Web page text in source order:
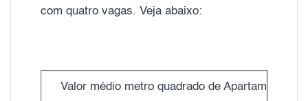
com quatro vagas. Veja abaixo:
Valor médio metro quadrado de Apartamentos